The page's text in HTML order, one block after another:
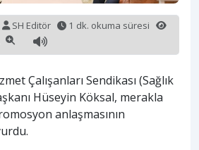
SH Editör
1 dk. okuma süresi
Çalışanları Sendikası (Sağlık
Hüseyin Köksal, merakla
anlaşmasının